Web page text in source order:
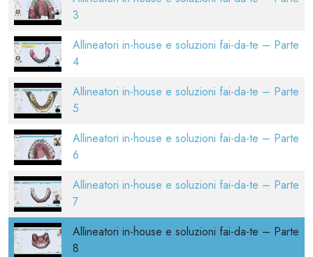
3
Allineatori in-house e soluzioni fai-da-te – Parte
4
Allineatori in-house e soluzioni fai-da-te – Parte
5
Allineatori in-house e soluzioni fai-da-te – Parte
6
Allineatori in-house e soluzioni fai-da-te – Parte
7
Allineatori in-house e soluzioni fai-da-te – Parte
8